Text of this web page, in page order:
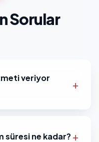
Sorular
veriyor
süresi ne kadar?